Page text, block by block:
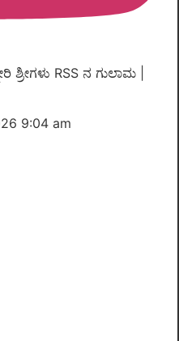
ಶ್ರೀಗಳು RSS ನ ಗುಲಾಮ |
9:04 am